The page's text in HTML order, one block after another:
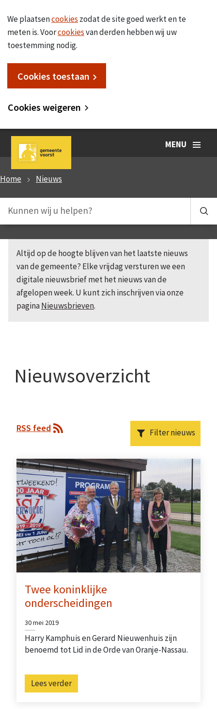
We plaatsencookies zodat de site goed werkt en te
meten is. Voorcookiesvan derden hebben wij uw
toestemming nodig.
Cookies toestaan
Cookies weigeren
MENU
Home Nieuws
Altijd op de hoogte blijven van het laatste nieuws
van de gemeente? Elke vrijdag versturen we een
digitale nieuwsbrief met het nieuws van de
afgelopen week. U kunt zich inschrijven via onze
paginaNieuwsbrieven.
Nieuwsoverzicht
RSS feed Filter nieuws
Twee koninklijke
onderscheidingen
30 mei 2019
Harry Kamphuis en Gerard Nieuwenhuis zijn
benoemd tot Lid in de Orde van Oranje-Nassau.
Lees verder